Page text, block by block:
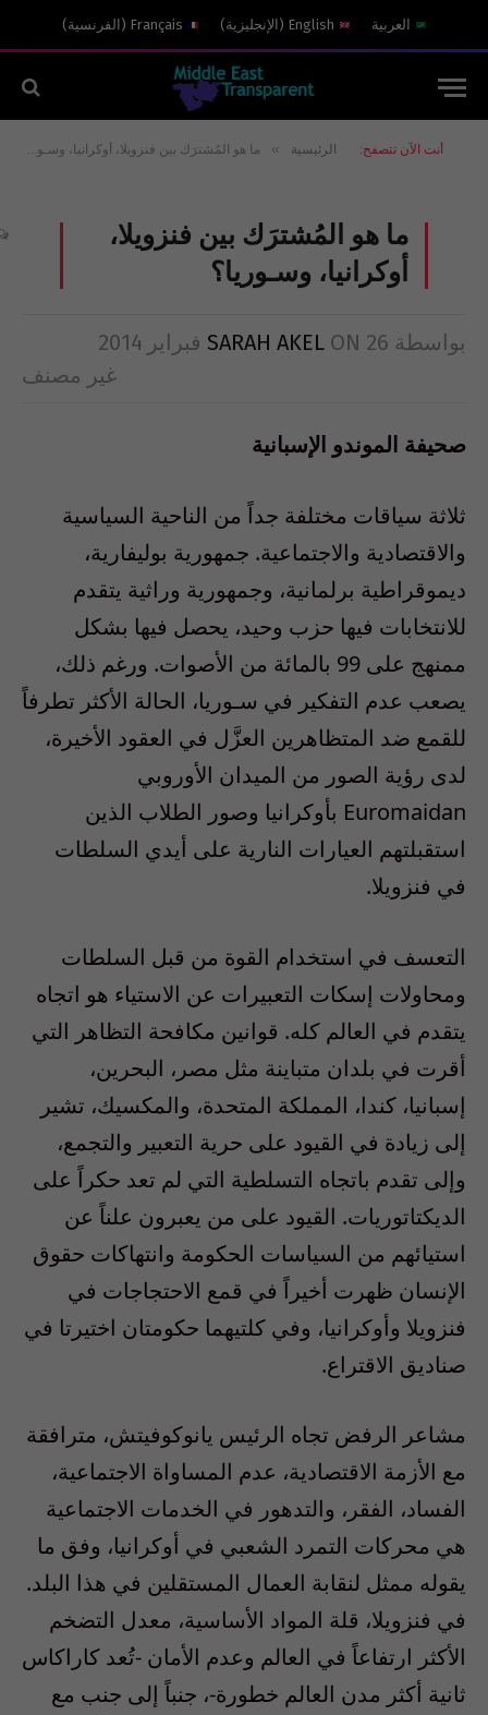
العربية English
( الإنجليزية)
Français
( الفرنسية)
أنت الآن تتصفح: الرئيسية » ما هو المُشترَك بين فنزويلا، أوكرانيا، وسـوريا؟
ما هو المُشترَك بين فنزويلا،
أوكرانيا، وسـوريا؟
بواسطة SARAH AKEL ON 26 فبراير 2014
غير مصنف
صحيفة الموندو الإسبانية
ثلاثة سياقات مختلفة جداً من الناحية السياسية
والاقتصادية والاجتماعية. جمهورية بوليفارية،
ديموقراطية برلمانية، وجمهورية وراثية يتقدم
للانتخابات فيها حزب وحيد، يحصل فيها بشكل
ممنهج على 99 بالمائة من الأصوات. ورغم ذلك،
يصعب عدم التفكير في سـوريا، الحالة الأكثر تطرفاً
للقمع ضد المتظاهرين العزَّل في العقود الأخيرة،
لدى رؤية الصور من الميدان الأوروبي
Euromaidan بأوكرانيا وصور الطلاب الذين
استقبلتهم العيارات النارية على أيدي السلطات
في فنزويلا.
التعسف في استخدام القوة من قبل السلطات
ومحاولات إسكات التعبيرات عن الاستياء هو اتجاه
يتقدم في العالم كله. قوانين مكافحة التظاهر التي
أقرت في بلدان متباينة مثل مصر، البحرين،
إسبانيا، كندا، المملكة المتحدة، والمكسيك، تشير
إلى زيادة في القيود على حرية التعبير والتجمع،
وإلى تقدم باتجاه التسلطية التي لم تعد حكراً على
الديكتاتوريات. القيود على من يعبرون علناً عن
استيائهم من السياسات الحكومة وانتهاكات حقوق
الإنسان ظهرت أخيراً في قمع الاحتجاجات في
فنزويلا وأوكرانيا، وفي كلتيهما حكومتان اختيرتا في
صناديق الاقتراع.
مشاعر الرفض تجاه الرئيس يانوكوفيتش، مترافقة
مع الأزمة الاقتصادية، عدم المساواة الاجتماعية،
الفساد، الفقر، والتدهور في الخدمات الاجتماعية
هي محركات التمرد الشعبي في أوكرانيا، وفق ما
يقوله ممثل لنقابة العمال المستقلين في هذا البلد.
في فنزويلا، قلة المواد الأساسية، معدل التضخم
الأكثر ارتفاعاً في العالم وعدم الأمان -تُعد كاراكاس
ثانية أكثر مدن العالم خطورة-، جنباً إلى جنب مع